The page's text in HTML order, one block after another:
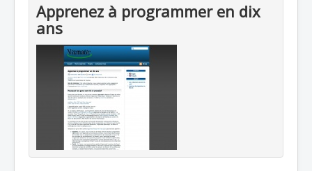
Apprenez à programmer en dix
ans